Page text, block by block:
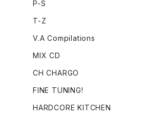
P-S
T-Z
V.A Compilations
MIX CD
CH CHARGO
FINE TUNING!
HARDCORE KITCHEN